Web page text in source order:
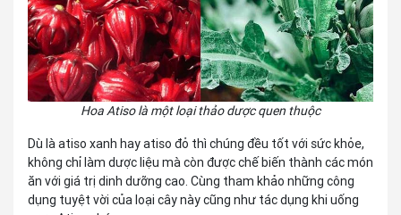
Hoa Atiso là một loại thảo dược quen thuộc
Dù là atiso xanh hay atiso đỏ thì chúng đều tốt với sức khỏe,
không chỉ làm dược liệu mà còn được chế biến thành các món
ăn với giá trị dinh dưỡng cao. Cùng tham khảo những công
dụng tuyệt vời của loại cây này cũng như tác dụng khi uống